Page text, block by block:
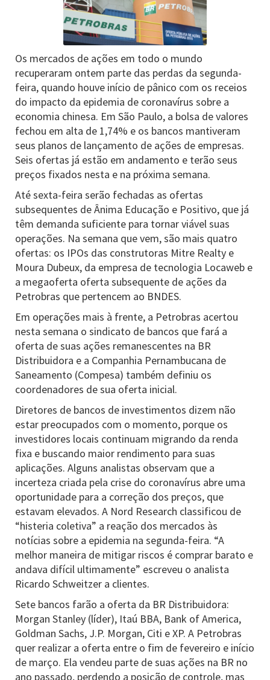
Os mercados de ações em todo o mundo
recuperaram ontem parte das perdas da segunda-
feira, quando houve início de pânico com os receios
do impacto da epidemia de coronavírus sobre a
economia chinesa. Em São Paulo, a bolsa de valores
fechou em alta de 1,74% e os bancos mantiveram
seus planos de lançamento de ações de empresas.
Seis ofertas já estão em andamento e terão seus
preços fixados nesta e na próxima semana.
Até sexta-feira serão fechadas as ofertas
subsequentes de Ânima Educação e Positivo, que já
têm demanda suficiente para tornar viável suas
operações. Na semana que vem, são mais quatro
ofertas: os IPOs das construtoras Mitre Realty e
Moura Dubeux, da empresa de tecnologia Locaweb e
a megaoferta oferta subsequente de ações da
Petrobras que pertencem ao BNDES.
Em operações mais à frente, a Petrobras acertou
nesta semana o sindicato de bancos que fará a
oferta de suas ações remanescentes na BR
Distribuidora e a Companhia Pernambucana de
Saneamento (Compesa) também definiu os
coordenadores de sua oferta inicial.
Diretores de bancos de investimentos dizem não
estar preocupados com o momento, porque os
investidores locais continuam migrando da renda
fixa e buscando maior rendimento para suas
aplicações. Alguns analistas observam que a
incerteza criada pela crise do coronavírus abre uma
oportunidade para a correção dos preços, que
estavam elevados. A Nord Research classificou de
“histeria coletiva” a reação dos mercados às
notícias sobre a epidemia na segunda-feira. “A
melhor maneira de mitigar riscos é comprar barato e
andava difícil ultimamente” escreveu o analista
Ricardo Schweitzer a clientes.
Sete bancos farão a oferta da BR Distribuidora:
Morgan Stanley (líder), Itaú BBA, Bank of America,
Goldman Sachs, J.P. Morgan, Citi e XP. A Petrobras
quer realizar a oferta entre o fim de fevereiro e início
de março. Ela vendeu parte de suas ações na BR no
ano passado, perdendo a posição de controle, mas